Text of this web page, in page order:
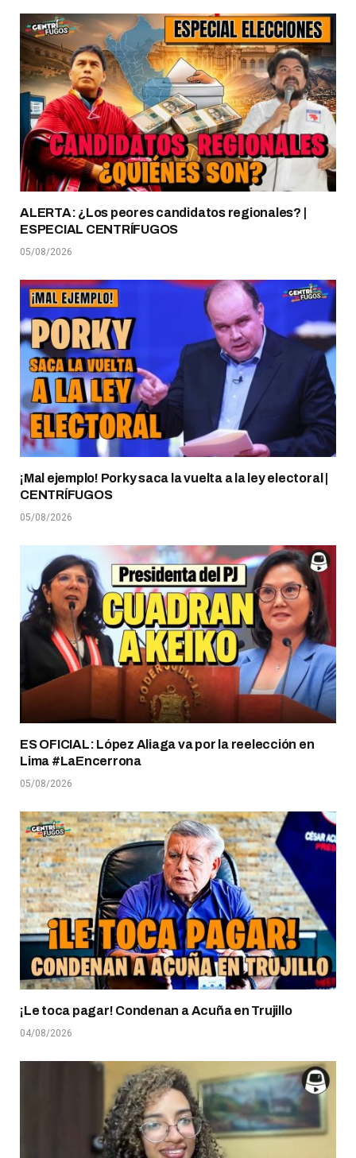
ALERTA: ¿Los peores candidatos regionales? |
ESPECIAL CENTRÍFUGOS
05/08/2026
¡Mal ejemplo! Porky saca la vuelta a la ley electoral |
CENTRÍFUGOS
05/08/2026
ES OFICIAL: López Aliaga va por la reelección en
Lima #LaEncerrona
05/08/2026
¡Le toca pagar! Condenan a Acuña en Trujillo
04/08/2026